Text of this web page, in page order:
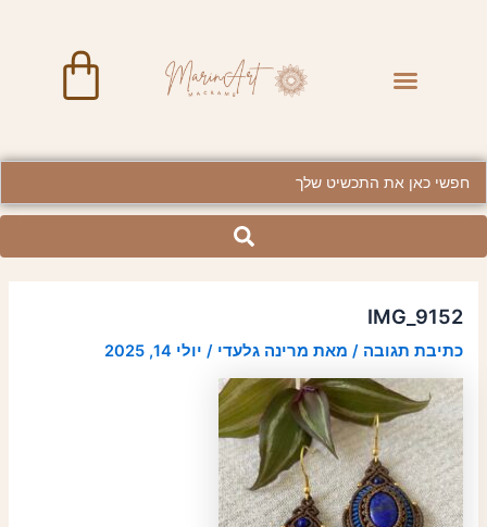
Menu
IMG_9152
כתיבת תגובה / מאת מרינה גלעדי/ יולי 14, 2025